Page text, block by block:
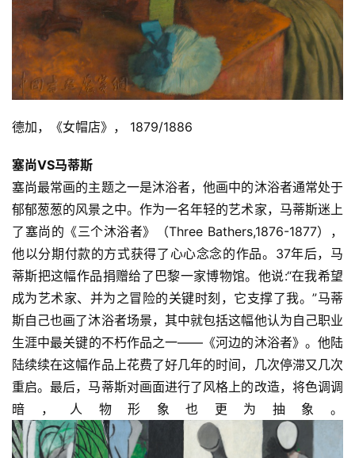
德加，《女帽店》， 1879/1886
塞尚VS马蒂斯
塞尚最常画的主题之一是沐浴者，他画中的沐浴者通常处于
郁郁葱葱的风景之中。作为一名年轻的艺术家，马蒂斯迷上
了塞尚的《三个沐浴者》（Three Bathers,1876-1877），
他以分期付款的方式获得了心心念念的作品。37年后，马
蒂斯把这幅作品捐赠给了巴黎一家博物馆。他说:“在我希望
成为艺术家、并为之冒险的关键时刻，它支撑了我。”马蒂
斯自己也画了沐浴者场景，其中就包括这幅他认为自己职业
生涯中最关键的不朽作品之一——《河边的沐浴者》。他陆
陆续续在这幅作品上花费了好几年的时间，几次停滞又几次
重启。最后，马蒂斯对画面进行了风格上的改造，将色调调
暗，人物形象也更为抽象。